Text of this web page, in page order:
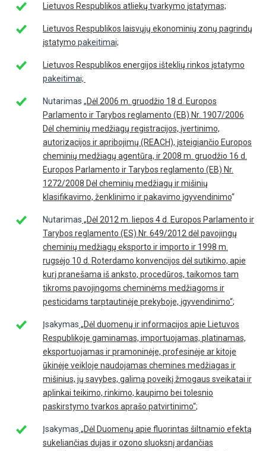
Lietuvos Respublikos atliekų tvarkymo įstatymas;
Lietuvos Respublikos laisvųjų ekonominių zonų pagrindų
įstatymo pakeitimai;
Lietuvos Respublikos energijos išteklių rinkos įstatymo
pakeitimai;
Nutarimas „Dėl 2006 m. gruodžio 18 d. Europos
Parlamento ir Tarybos reglamento (EB) Nr. 1907/2006
Dėl cheminių medžiagų registracijos, įvertinimo,
autorizacijos ir apribojimų (REACH), įsteigiančio Europos
cheminių medžiagų agentūrą, ir 2008 m. gruodžio 16 d.
Europos Parlamento ir Tarybos reglamento (EB) Nr.
1272/2008 Dėl cheminių medžiagų ir mišinių
klasifikavimo, ženklinimo ir pakavimo įgyvendinimo“
Nutarimas „Dėl 2012 m. liepos 4 d. Europos Parlamento ir
Tarybos reglamento (ES) Nr. 649/2012 dėl pavojingų
cheminių medžiagų eksporto ir importo ir 1998 m.
rugsėjo 10 d. Roterdamo konvencijos dėl sutikimo, apie
kurį pranešama iš anksto, procedūros, taikomos tam
tikroms pavojingoms cheminėms medžiagoms ir
pesticidams tarptautinėje prekyboje, įgyvendinimo“;
Įsakymas „Dėl duomenų ir informacijos apie Lietuvos
Respublikoje gaminamas, importuojamas, platinamas,
eksportuojamas ir pramoninėje, profesinėje ar kitoje
ūkinėje veikloje naudojamas chemines medžiagas ir
mišinius, jų savybes, galimą poveikį žmogaus sveikatai ir
aplinkai teikimo, rinkimo, kaupimo bei tolesnio
paskirstymo tvarkos aprašo patvirtinimo“;
Įsakymas „Dėl Duomenų apie fluorintas šiltnamio efektą
sukeliančias dujas ir ozono sluoksnį ardančias